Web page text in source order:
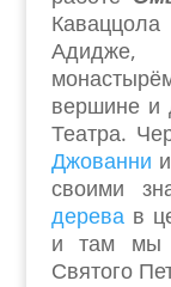
Адидже,
вершине и
Театра.
Джованни
своими
деревав
и там мы
Святого